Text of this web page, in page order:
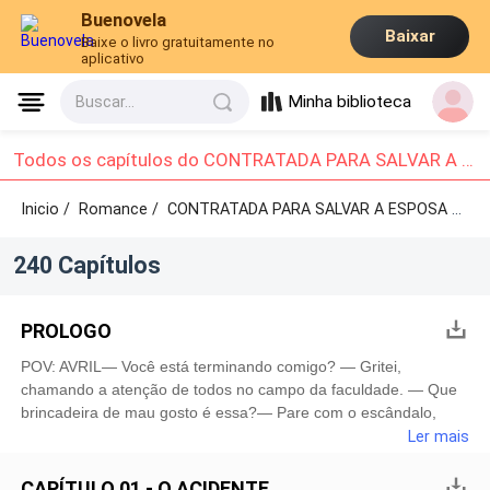
Buenovela
Baixe o livro gratuitamente no
aplicativo
Baixar
Buscar... Minha biblioteca
Todos os capítulos do CONTRATADA PARA SALVAR A ESPOSA DO CEO: Capítulo 1 - Capítulo 10
Inicio / Romance/CONTRATADA PARA SALVAR A ESPOSA DO CEO /
240 Capítulos
PROLOGO
POV: AVRIL— Você está terminando comigo? — Gritei,
chamando a atenção de todos no campo da faculdade. — Que
brincadeira de mau gosto é essa?— Pare com o escândalo,
Avril. Você sabe que não posso me envolver em polêmicas. —
conversar em um lugar mais reservado, está bem?— Não!
Ler mais